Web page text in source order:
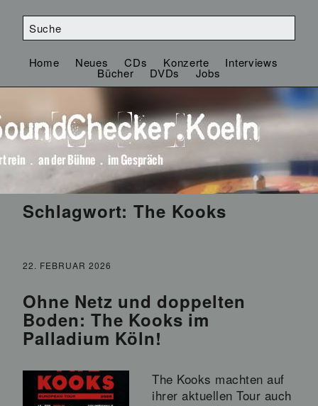
Home Neues CDs Konzerte Interviews
Bücher DVDs Jobs
Schlagwort: The Kooks
22. FEBRUAR 2026
Ohne Netz und doppelten
Boden: The Kooks im
Palladium Köln!
The Kooks machten auf
ihrer aktuellen Tour auch